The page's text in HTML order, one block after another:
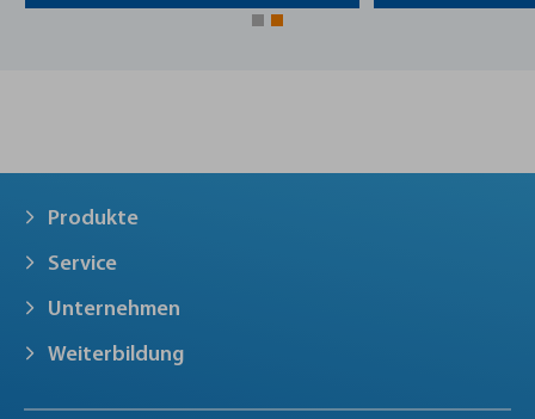
Produkte
Service
Unternehmen
Weiterbildung